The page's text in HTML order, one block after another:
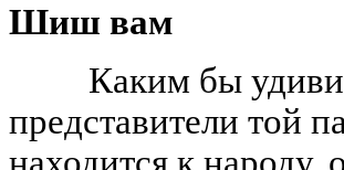
Шиш вам
Каким бы
представители той